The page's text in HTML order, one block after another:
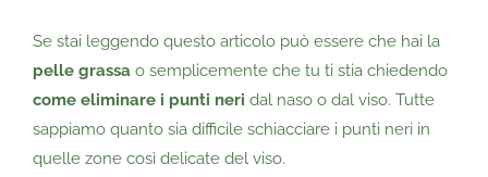
Se stai leggendo questo articolo può essere che hai la
pelle grassa o semplicemente che tu ti stia chiedendo
come eliminare i punti neri dal naso o dal viso. Tutte
sappiamo quanto sia difficile schiacciare i punti neri in
quelle zone così delicate del viso.